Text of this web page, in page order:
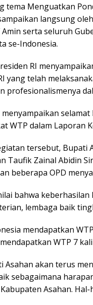
tema Menguatkan
langsung
Amin serta seluruh
se-Indonesia.
RI
yang telah
profesionalismenya
WTP dalam Laporan
tersebut, Bupati
Taufik Zainal Abidin
beberapa OPD
bahwa
lembaga baik
mendapatkan
WTP 7
Asahan akan terus
sebagaimana
Asahan.